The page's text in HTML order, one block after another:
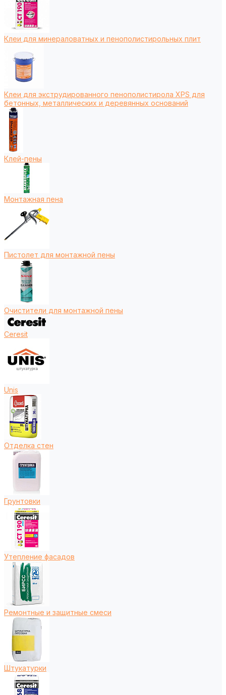
Клеи для минераловатных и пенополистирольных плит
Клеи для экструдированного пенополистирола XPS для
бетонных, металлических и деревянных оснований
Клей-пены
Монтажная пена
Пистолет для монтажной пены
Очистители для монтажной пены
Ceresit
Unis
Отделка стен
Грунтовки
Утепление фасадов
Ремонтные и защитные смеси
Штукатурки